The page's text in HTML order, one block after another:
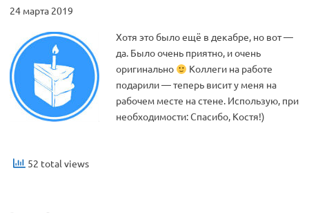
24 марта 2019
Хотя это было ещё в декабре, но вот —
да. Было очень приятно, и очень
оригинально
Коллеги на работе
подарили — теперь висит у меня на
рабочем месте на стене. Использую, при
необходимости: Спасибо, Костя!)
52 total views